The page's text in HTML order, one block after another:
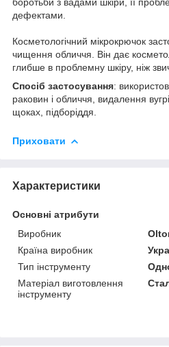
дефектами.
Косметологічний мікрокрючок
чищення обличчя. Він дає
глибше в проблемну шкіру, ніж
Спосіб застосування:
раковин і обличчя, видалення
щоках, підборіддя.
Приховати
Характеристики
Основні атрибути
Виробник
Країна виробник
Тип інструменту
Матеріал виготовлення
інструменту